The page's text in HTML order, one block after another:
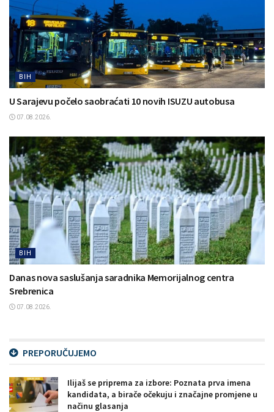
BIH
U Sarajevu počelo saobraćati 10 novih ISUZU autobusa
07.08.2026.
BIH
Danas nova saslušanja saradnika Memorijalnog centra
Srebrenica
07.08.2026.
PREPORUČUJEMO
Ilijaš se priprema za izbore: Poznata prva imena
kandidata, a birače očekuju i značajne promjene u
načinu glasanja